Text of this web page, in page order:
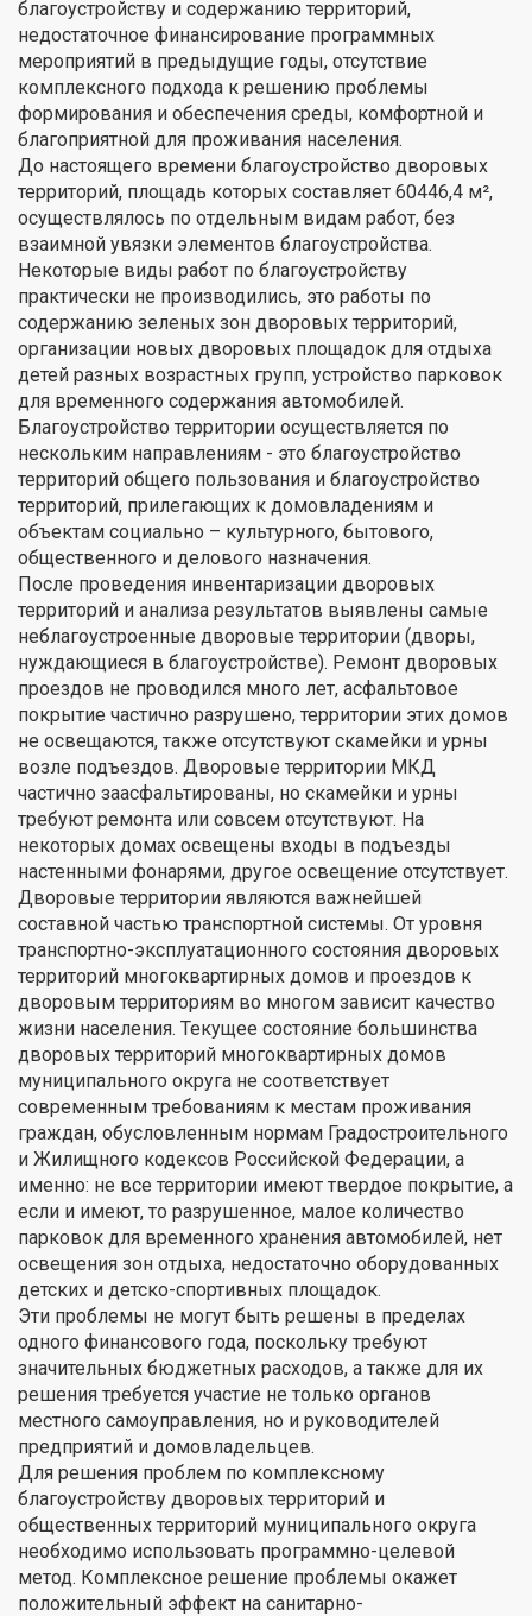
благоустройству и содержанию территорий,
недостаточное финансирование программных
мероприятий в предыдущие годы, отсутствие
комплексного подхода к решению проблемы
формирования и обеспечения среды, комфортной и
благоприятной для проживания населения.
До настоящего времени благоустройство дворовых
территорий, площадь которых составляет 60446,4 м²,
осуществлялось по отдельным видам работ, без
взаимной увязки элементов благоустройства.
Некоторые виды работ по благоустройству
практически не производились, это работы по
содержанию зеленых зон дворовых территорий,
организации новых дворовых площадок для отдыха
детей разных возрастных групп, устройство парковок
для временного содержания автомобилей.
Благоустройство территории осуществляется по
нескольким направлениям - это благоустройство
территорий общего пользования и благоустройство
территорий, прилегающих к домовладениям и
объектам социально – культурного, бытового,
общественного и делового назначения.
После проведения инвентаризации дворовых
территорий и анализа результатов выявлены самые
неблагоустроенные дворовые территории (дворы,
нуждающиеся в благоустройстве). Ремонт дворовых
проездов не проводился много лет, асфальтовое
покрытие частично разрушено, территории этих домов
не освещаются, также отсутствуют скамейки и урны
возле подъездов. Дворовые территории МКД
частично заасфальтированы, но скамейки и урны
требуют ремонта или совсем отсутствуют. На
некоторых домах освещены входы в подъезды
настенными фонарями, другое освещение отсутствует.
Дворовые территории являются важнейшей
составной частью транспортной системы. От уровня
транспортно-эксплуатационного состояния дворовых
территорий многоквартирных домов и проездов к
дворовым территориям во многом зависит качество
жизни населения. Текущее состояние большинства
дворовых территорий многоквартирных домов
муниципального округа не соответствует
современным требованиям к местам проживания
граждан, обусловленным нормам Градостроительного
и Жилищного кодексов Российской Федерации, а
именно: не все территории имеют твердое покрытие, а
если и имеют, то разрушенное, малое количество
парковок для временного хранения автомобилей, нет
освещения зон отдыха, недостаточно оборудованных
детских и детско-спортивных площадок.
Эти проблемы не могут быть решены в пределах
одного финансового года, поскольку требуют
значительных бюджетных расходов, а также для их
решения требуется участие не только органов
местного самоуправления, но и руководителей
предприятий и домовладельцев.
Для решения проблем по комплексному
благоустройству дворовых территорий и
общественных территорий муниципального округа
необходимо использовать программно-целевой
метод. Комплексное решение проблемы окажет
положительный эффект на санитарно-